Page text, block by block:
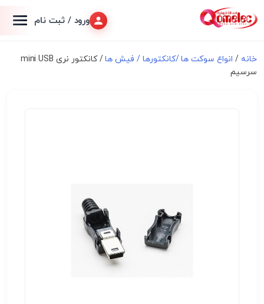
ورود / ثبت نام
خانه / انواع سوكت ها /کانکتورها / فیش ها
/ کانکتور نری mini USB
سرسیم